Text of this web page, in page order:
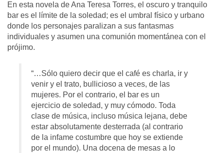
En esta novela de Ana Teresa Torres, el oscuro y tranquilo
bar es el límite de la soledad; es el umbral físico y urbano
donde los personajes paralizan a sus fantasmas
individuales y asumen una comunión momentánea con el
prójimo.
“…Sólo quiero decir que el café es charla, ir y
venir y el trato, bullicioso a veces, de las
mujeres. Por el contrario, el bar es un
ejercicio de soledad, y muy cómodo. Toda
clase de música, incluso música lejana, debe
estar absolutamente desterrada (al contrario
de la infame costumbre que hoy se extiende
por el mundo). Una docena de mesas a lo